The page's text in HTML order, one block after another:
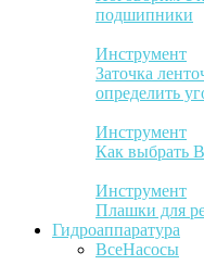
подшипники
Инструмент
Заточка
определить
Инструмент
Как выбрать
Инструмент
Плашки для
Гидроаппаратура
ВсеНасосы